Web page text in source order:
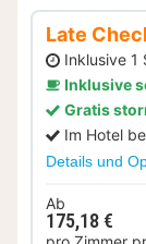
Late
Inklusive 1
Inklusive
Gratis
Im Hotel
Details und
Ab
175,18 €